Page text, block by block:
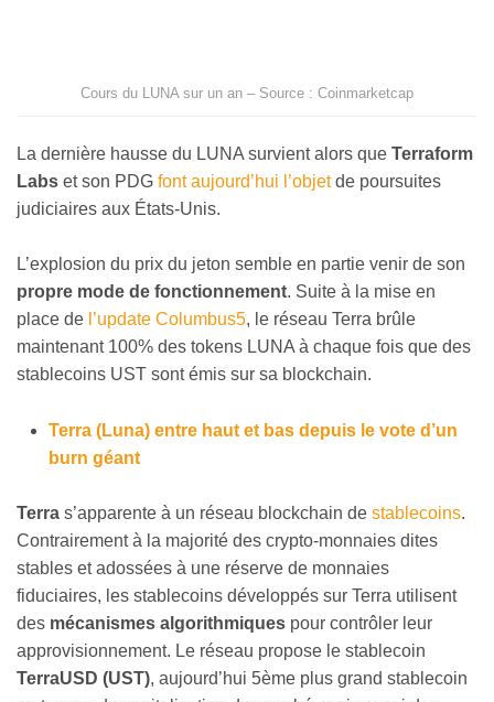
Cours du LUNA sur un an – Source : Coinmarketcap
La dernière hausse du LUNA survient alors que Terraform
Labs et son PDG font aujourd’hui l’objetde poursuites
judiciaires aux États-Unis.
L’explosion du prix du jeton semble en partie venir de son
propre mode de fonctionnement. Suite à la mise en
place de l’update Columbus5, le réseau Terra brûle
maintenant 100% des tokens LUNA à chaque fois que des
stablecoins UST sont émis sur sa blockchain.
Terra (Luna) entre haut et bas depuis le vote d’un
burn géant
Terra s’apparente à un réseau blockchain de stablecoins.
Contrairement à la majorité des crypto-monnaies dites
stables et adossées à une réserve de monnaies
fiduciaires, les stablecoins développés sur Terra utilisent
des mécanismes algorithmiques pour contrôler leur
approvisionnement. Le réseau propose le stablecoin
TerraUSD (UST), aujourd’hui 5ème plus grand stablecoin